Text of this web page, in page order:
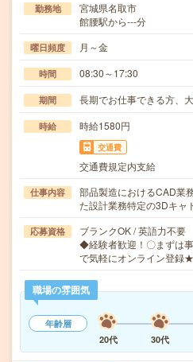
勤務地
宮城県名取市
館腰駅から---分
曜日頻度 月～金
時間 08:30～17:30
期間 長期でお仕事できる方、
時給 時給1580円
交通費
交通費規定内支給
仕事内容
部品製造におけるCAD業
た設計業務特定の3Dキ
応募資格
ブランクOK / 英語力不要
◆経験者歓迎！〇まずは
で気軽にオンライン登録
職場の雰囲気
年齢層
20代
30代